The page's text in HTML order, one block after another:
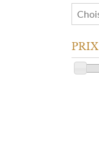
PRIX